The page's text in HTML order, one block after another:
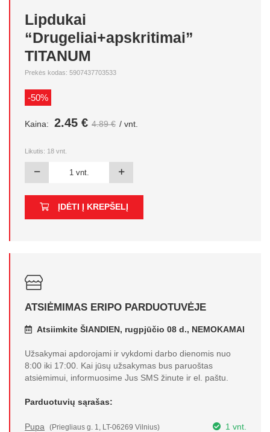
Lipdukai
“Drugeliai+apskritimai”
TITANUM
Prekės kodas: 5907437703533
-50%
Kaina: 2.45 € 4.89 € / vnt.
Likutis: 18 vnt.
ĮDĖTI Į KREPŠELĮ
ATSIĖMIMAS ERIPO PARDUOTUVĖJE
Atsiimkite ŠIANDIEN, rugpjūčio 08 d., NEMOKAMAI
Užsakymai apdorojami ir vykdomi darbo dienomis nuo
8:00 iki 17:00. Kai jūsų užsakymas bus paruoštas
atsiėmimui, informuosime Jus SMS žinute ir el. paštu.
Parduotuvių sąrašas:
Pupa (Priegliaus g. 1, LT-06269 Vilnius) 1 vnt.